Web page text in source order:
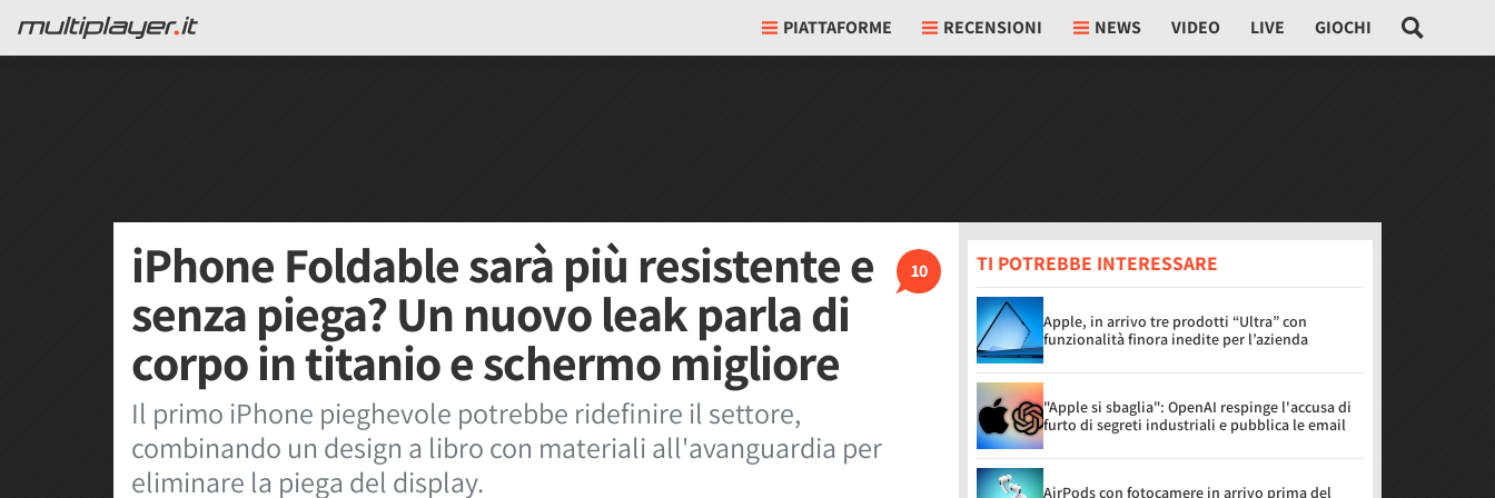
PIATTAFORME RECENSIONI NEWS VIDEO LIVE GIOCHI
10
iPhone Foldable sarà più resistente e
senza piega? Un nuovo leak parla di
corpo in titanio e schermo migliore
Il primo iPhone pieghevole potrebbe ridefinire il settore,
combinando un design a libro con materiali all'avanguardia per
eliminare la piega del display.
TI POTREBBE INTERESSARE
Apple, in arrivo tre prodotti “Ultra” con
funzionalità finora inedite per l’azienda
"Apple si sbaglia": OpenAI respinge l'accusa di
furto di segreti industriali e pubblica le email
AirPods con fotocamere in arrivo prima del